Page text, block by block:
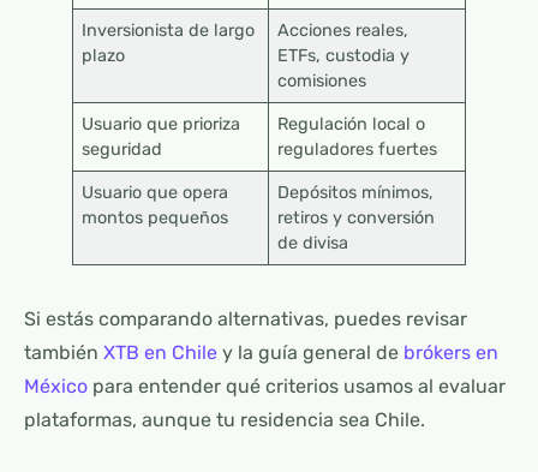
Inversionista de largo
plazo
Acciones reales,
ETFs, custodia y
comisiones
Usuario que prioriza
seguridad
Regulación local o
reguladores fuertes
Usuario que opera
montos pequeños
Depósitos mínimos,
retiros y conversión
de divisa
Si estás comparando alternativas, puedes revisar
también XTB en Chile y la guía general de brókers en
México para entender qué criterios usamos al evaluar
plataformas, aunque tu residencia sea Chile.